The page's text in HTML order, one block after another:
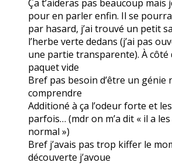
Ça t’aideras pas beaucoup
pour en parler enfin. Il se
par hasard, j’ai trouvé un petit
l’herbe verte dedans (j’ai pas
une partie transparente). À côté
paquet vide
Bref pas besoin d’être un
comprendre
Additioné à ça l’odeur forte et
parfois… (mdr on m’a dit « il a les
normal »)
Bref j’avais pas trop kiffer le
découverte j’avoue